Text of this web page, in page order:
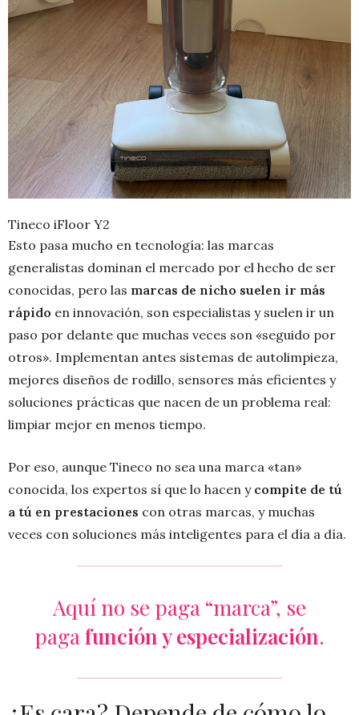
Tineco iFloor Y2
Esto pasa mucho en tecnología: las marcas
generalistas dominan el mercado por el hecho de ser
conocidas, pero las marcas de nicho suelen ir más
rápido en innovación, son especialistas y suelen ir un
paso por delante que muchas veces son «seguido por
otros». Implementan antes sistemas de autolimpieza,
mejores diseños de rodillo, sensores más eficientes y
soluciones prácticas que nacen de un problema real:
limpiar mejor en menos tiempo.
Por eso, aunque Tineco no sea una marca «tan»
conocida, los expertos sí que lo hacen y compite de tú
a tú en prestaciones con otras marcas, y muchas
veces con soluciones más inteligentes para el día a día.
Aquí no se paga “marca”, se
pagafunción y especialización.